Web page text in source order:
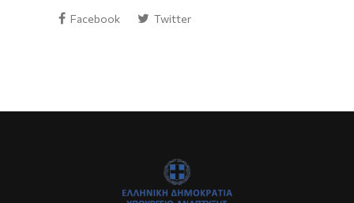
Facebook Twitter